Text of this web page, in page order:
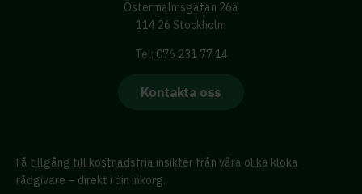
Östermalmsgatan 26a
114 26 Stockholm
Tel: 076 231 77 14
Kontakta oss
Få tillgång till kostnadsfria insikter från våra olika kloka
rådgivare – direkt i din inkorg.